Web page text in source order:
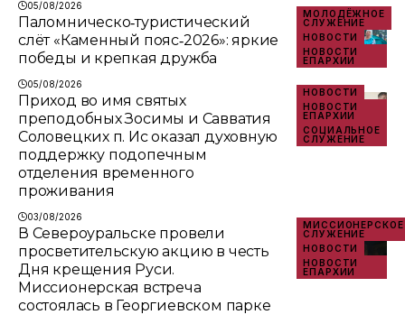
05/08/2026
МОЛОДЁЖНОЕ
СЛУЖЕНИЕ
НОВОСТИ
НОВОСТИ
ЕПАРХИИ
Паломническо‑туристический
слёт «Каменный пояс‑2026»: яркие
победы и крепкая дружба
05/08/2026
НОВОСТИ
НОВОСТИ
ЕПАРХИИ
СОЦИАЛЬНОЕ
СЛУЖЕНИЕ
Приход во имя святых
преподобных Зосимы и Савватия
Соловецких п. Ис оказал духовную
поддержку подопечным
отделения временного
проживания
03/08/2026
МИССИОНЕРСКОЕ
СЛУЖЕНИЕ
НОВОСТИ
НОВОСТИ
ЕПАРХИИ
В Североуральске провели
просветительскую акцию в честь
Дня крещения Руси.
Миссионерская встреча
состоялась в Георгиевском парке